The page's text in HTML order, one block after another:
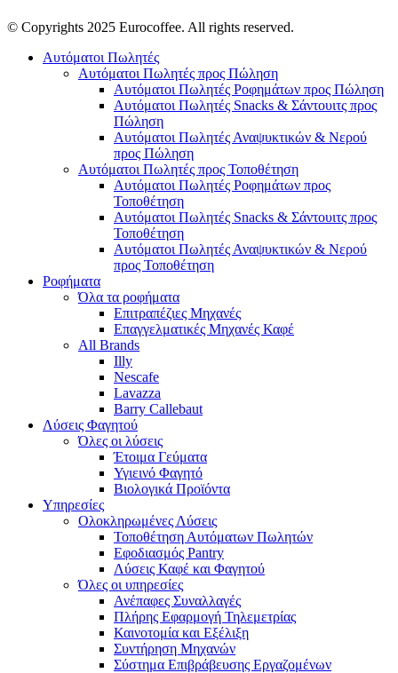
© Copyrights 2025 Eurocoffee. All rights reserved.
Αυτόματοι Πωλητές
Αυτόματοι Πωλητές προς Πώληση
Αυτόματοι Πωλητές Ροφημάτων προς Πώληση
Αυτόματοι Πωλητές Snacks & Σάντουιτς προς
Πώληση
Αυτόματοι Πωλητές Αναψυκτικών & Νερού
προς Πώληση
Αυτόματοι Πωλητές προς Τοποθέτηση
Αυτόματοι Πωλητές Ροφημάτων προς
Τοποθέτηση
Αυτόματοι Πωλητές Snacks & Σάντουιτς προς
Τοποθέτηση
Αυτόματοι Πωλητές Αναψυκτικών & Νερού
προς Τοποθέτηση
Ροφήματα
Όλα τα ροφήματα
Επιτραπέζιες Μηχανές
Επαγγελματικές Μηχανές Καφέ
All Brands
Illy
Nescafe
Lavazza
Barry Callebaut
Λύσεις Φαγητού
Όλες οι λύσεις
Έτοιμα Γεύματα
Υγιεινό Φαγητό
Βιολογικά Προϊόντα
Υπηρεσίες
Ολοκληρωμένες Λύσεις
Τοποθέτηση Αυτόματων Πωλητών
Εφοδιασμός Pantry
Λύσεις Καφέ και Φαγητού
Όλες οι υπηρεσίες
Ανέπαφες Συναλλαγές
Πλήρης Εφαρμογή Τηλεμετρίας
Καινοτομία και Εξέλιξη
Συντήρηση Μηχανών
Σύστημα Επιβράβευσης Εργαζομένων